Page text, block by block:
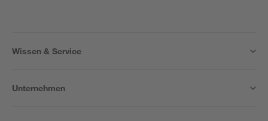
Wissen & Service
Unternehmen